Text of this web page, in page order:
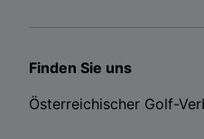
Finden Sie uns
Österreichischer Golf-